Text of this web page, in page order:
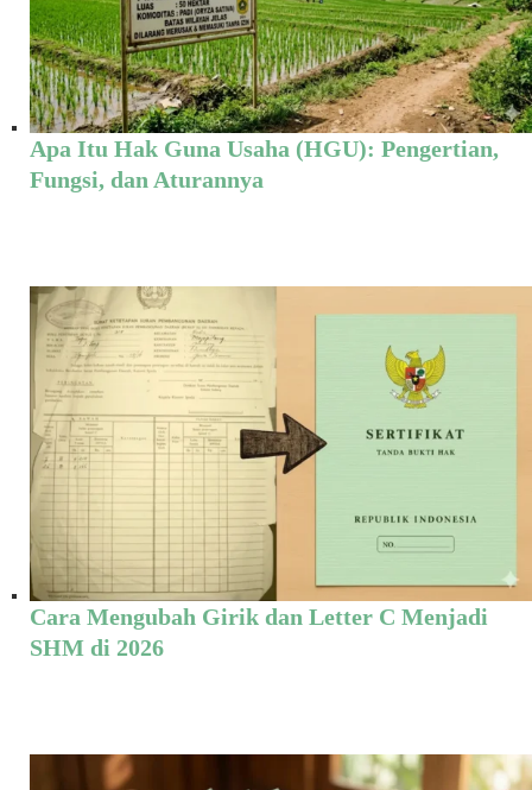
Apa Itu Hak Guna Usaha (HGU): Pengertian,
Fungsi, dan Aturannya
Cara Mengubah Girik dan Letter C Menjadi
SHM di 2026